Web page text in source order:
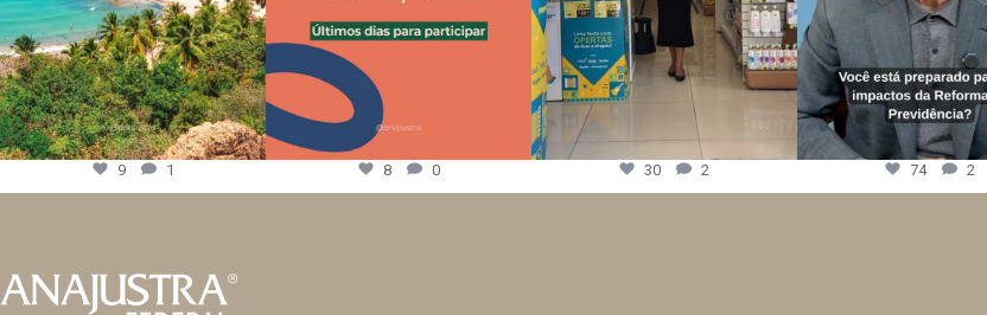
9 1 8 0 30 2 74 2